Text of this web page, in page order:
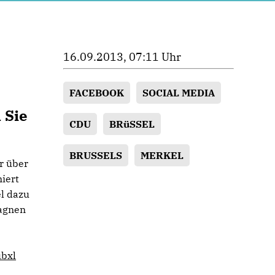
über
dazu
16.09.2013, 07:11 Uhr
FACEBOOK SOCIAL MEDIA
CDU BRüSSEL
BRUSSELS MERKEL